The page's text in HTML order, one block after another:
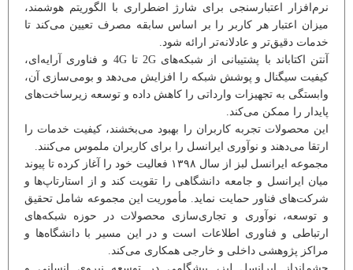
نرم‌افزار اعتبارسنجی برای شارژ اضطراری با الگوریتم هوشمند،
میزان اعتبار هر کاربر را بر اساس سابقه مصرف تعیین می‌کند تا
خدمات دقیق‌تر و عادلانه‌تر ارائه شود.
آنتن اکتاباند با پشتیبانی از شبکه‌های 2G تا 4G و فناوری آرایه‌ای،
کیفیت سیگنال و پوشش شبکه را افزایش می‌دهد و بومی‌سازی آن،
وابستگی به تجهیزات وارداتی را کاهش داده و توسعه زیرساخت‌های
پایدار را ممکن می‌کند.
این محصولات تجربه کاربران را بهبود می‌بخشند، کیفیت خدمات را
ارتقا می‌دهند و نوآوری ایرانسل را برای کاربران ملموس می‌کنند.
مجموعه ایرانسل لبز از سال ۱۳۹۸ فعالیت خود را آغاز کرده تا پیوند
میان ایرانسل و جامعه دانشگاهی را تقویت کند و از استارتاپ‌ها و
شرکت‌های فناور حمایت نماید. مأموریت این مجموعه شامل تحقیق
و توسعه، نوآوری و تجاری‌سازی محصولات در حوزه شبکه‌های
ارتباطی و فناوری اطلاعات است و در این مسیر با دانشگاه‌ها و
مراکز پژوهشی داخلی و خارجی همکاری می‌کند.